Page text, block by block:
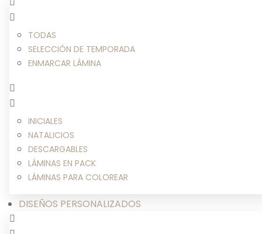
TODAS
SELECCIÓN DE TEMPORADA
ENMARCAR LÁMINA
INICIALES
NATALICIOS
DESCARGABLES
LÁMINAS EN PACK
LÁMINAS PARA COLOREAR
DISEÑOS PERSONALIZADOS